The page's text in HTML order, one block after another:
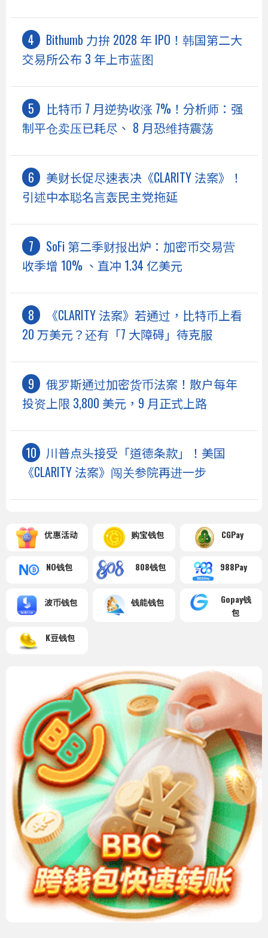
Bithumb 力拚 2028 年 IPO！韩国第二大
交易所公布 3 年上市蓝图
比特币 7 月逆势收涨 7%！分析师：强
制平仓卖压已耗尽、 8 月恐维持震荡
美财长促尽速表决《CLARITY 法案》！
引述中本聪名言轰民主党拖延
SoFi 第二季财报出炉：加密币交易营
收季增 10% 、直冲 1.34 亿美元
《CLARITY 法案》若通过，比特币上看
20 万美元？还有「7 大障碍」待克服
俄罗斯通过加密货币法案！散户每年
投资上限 3,800 美元，9 月正式上路
川普点头接受「道德条款」！美国
《CLARITY 法案》闯关参院再进一步
优惠活动 购宝钱包 CGPay
NO钱包 808钱包 988Pay
波币钱包 钱能钱包
Gopay钱
包
K豆钱包